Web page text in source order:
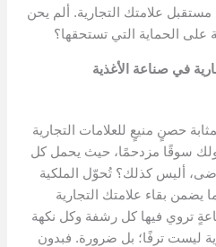
علامتك التجارية. ألم يحن
على الحماية التي تستحقها؟
في صناعة الأغذية
حصنٍ منيعٍ للعلامات التجارية
سوقًا مزدحمًا، حيث يحمل كل
أليس كذلك؟ تُحوّل الملكية
يضمن بقاء علامتك التجارية
تروي فيها كل رشفة وكل نكهة
ليست ترفًا؛ بل ضرورة. فبدون